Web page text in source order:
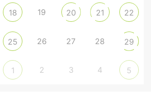
18 19 20 21 22
25 26 27 28 29
1 2 3 4 5